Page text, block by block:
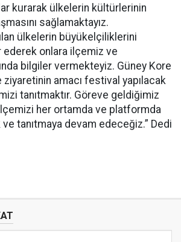
kurarak ülkelerin kültürlerinin
sağlamaktayız.
ülkelerin büyükelçiliklerini
onlara ilçemiz ve
bilgiler vermekteyiz. Güney Kore
amacı festival yapılacak
tanıtmaktır. Göreve geldiğimiz
her ortamda ve platformda
ve tanıtmaya devam edeceğiz.” Dedi